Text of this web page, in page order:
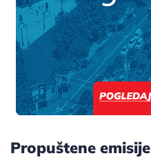
Propuštene emisije